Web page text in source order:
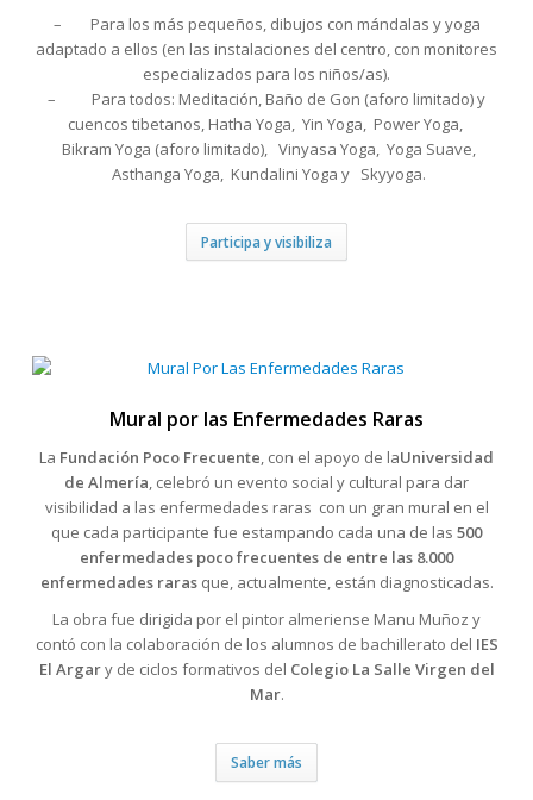
– Para los más pequeños, dibujos con mándalas yyoga
adaptado a ellos (en las instalaciones del centro, con monitores
especializados para los niños/as).
– Para todos: Meditación, Baño de Gon (aforo limitado) y
cuencos tibetanos, Hatha Yoga, Yin Yoga, PowerYoga,
Bikram Yoga (aforo limitado), Vinyasa Yoga, Yoga Suave,
Asthanga Yoga, Kundalini Yoga y Skyyoga.
Participa y visibiliza
Mural por las Enfermedades Raras
La Fundación Poco Frecuente, con el apoyo de laUniversidad
de Almería, celebró un evento social y cultural para dar
visibilidad a las enfermedades raras con un gran mural en el
que cada participante fue estampando cada una de las 500
enfermedades poco frecuentes de entre las 8.000
enfermedades rarasque, actualmente, están diagnosticadas.
La obra fue dirigida por el pintor almeriense Manu Muñoz y
contó con la colaboración de los alumnos de bachillerato del IES
El Argary de ciclos formativos del Colegio La Salle Virgen del
Mar.
Saber más